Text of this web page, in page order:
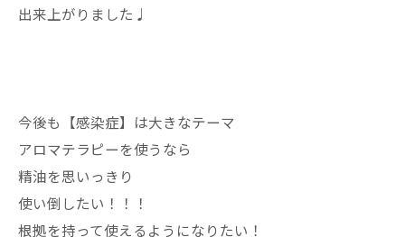
出来上がりました♩
今後も【感染症】は大きなテーマ
アロマテラピーを使うなら
精油を思いっきり
使い倒したい！！！
根拠を持って使えるようになりたい！